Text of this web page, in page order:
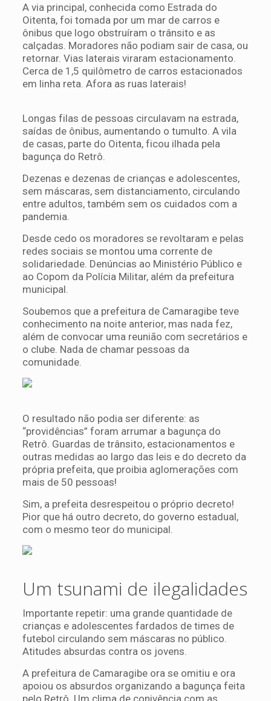
A via principal, conhecida como Estrada do
Oitenta, foi tomada por um mar de carros e
ônibus que logo obstruíram o trânsito e as
calçadas. Moradores não podiam sair de casa, ou
retornar. Vias laterais viraram estacionamento.
Cerca de 1,5 quilômetro de carros estacionados
em linha reta. Afora as ruas laterais!
Longas filas de pessoas circulavam na estrada,
saídas de ônibus, aumentando o tumulto. A vila
de casas, parte do Oitenta, ficou ilhada pela
bagunça do Retrô.
Dezenas e dezenas de crianças e adolescentes,
sem máscaras, sem distanciamento, circulando
entre adultos, também sem os cuidados com a
pandemia.
Desde cedo os moradores se revoltaram e pelas
redes sociais se montou uma corrente de
solidariedade. Denúncias ao Ministério Público e
ao Copom da Polícia Militar, além da prefeitura
municipal.
Soubemos que a prefeitura de Camaragibe teve
conhecimento na noite anterior, mas nada fez,
além de convocar uma reunião com secretários e
o clube. Nada de chamar pessoas da
comunidade.
O resultado não podia ser diferente: as
“providências” foram arrumar a bagunça do
Retrô. Guardas de trânsito, estacionamentos e
outras medidas ao largo das leis e do decreto da
própria prefeita, que proibia aglomerações com
mais de 50 pessoas!
Sim, a prefeita desrespeitou o próprio decreto!
Pior que há outro decreto, do governo estadual,
com o mesmo teor do municipal.
Um tsunami de ilegalidades
Importante repetir: uma grande quantidade de
crianças e adolescentes fardados de times de
futebol circulando sem máscaras no público.
Atitudes absurdas contra os jovens.
A prefeitura de Camaragibe ora se omitiu e ora
apoiou os absurdos organizando a bagunça feita
pelo Retrô. Um clima de conivência com as